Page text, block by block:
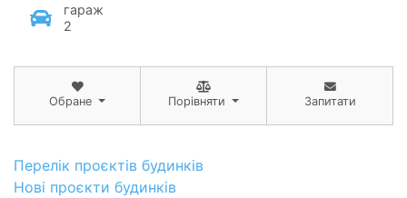
гараж
2
Обране Порівняти Запитати
Перелік проєктів будинків
Нові проєкти будинків